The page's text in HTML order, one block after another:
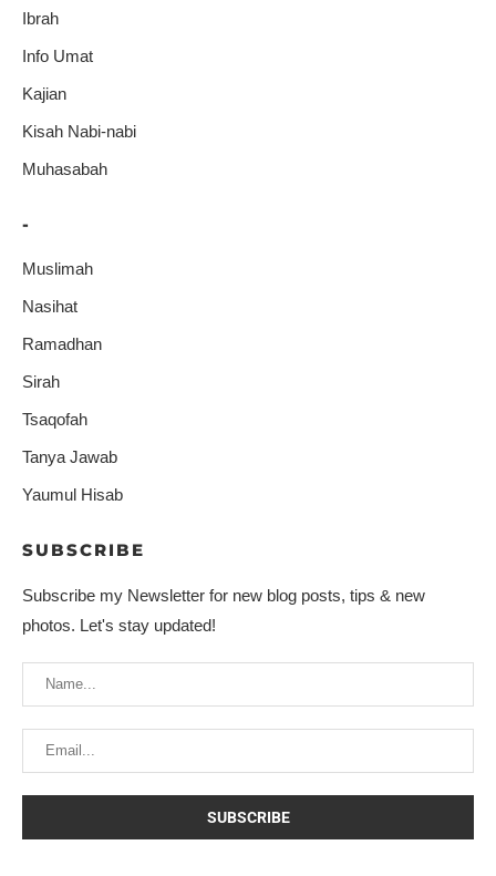
Ibrah
Info Umat
Kajian
Kisah Nabi-nabi
Muhasabah
-
Muslimah
Nasihat
Ramadhan
Sirah
Tsaqofah
Tanya Jawab
Yaumul Hisab
SUBSCRIBE
Subscribe my Newsletter for new blog posts, tips & new
photos. Let's stay updated!